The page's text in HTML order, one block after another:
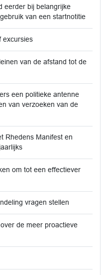
eerder bij belangrijke
van een startnotitie
excursies
van de afstand tot de
een politieke antenne
van verzoeken van de
Rhedens Manifest en
om tot een effectiever
vragen stellen
de meer proactieve